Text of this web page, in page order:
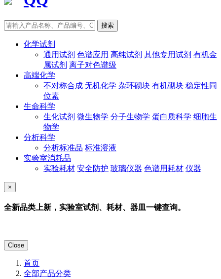
搜索
化学试剂
通用试剂 色谱应用 高纯试剂 其他专用试剂 有机金
属试剂 离子对色谱级
高端化学
不对称合成 无机化学 杂环砌块 有机砌块 稳定性同
位素
生命科学
生化试剂 微生物学 分子生物学 蛋白质科学 细胞生
物学
分析科学
分析标准品 标准溶液
实验室消耗品
实验耗材 安全防护 玻璃仪器 色谱用耗材 仪器
×
全新品类上新，实验室试剂、耗材、器皿一键查询。
Close
首页
全部产品分类